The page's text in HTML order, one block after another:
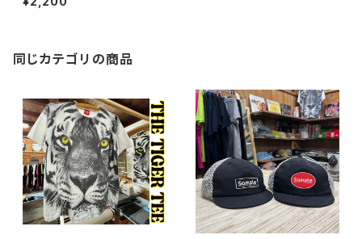
ット コルク製 12インチ
同じカテゴリの商品